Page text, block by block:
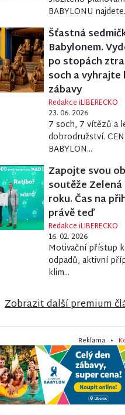
BABYLONU
Šťastná
Babylonem.
po stopách
soch a
zábavy
Redakce iLIBERECKO
23. 06. 2026
7 soch, 7 vítězů a
dobrodružství.
BABYLON...
Zapojte svou
soutěže
roku. Čas na
právě teď
Redakce iLIBERECKO
16. 02. 2026
Motivační přístup
odpadů, aktivní
klim...
Zobrazit další premium
Reklama •